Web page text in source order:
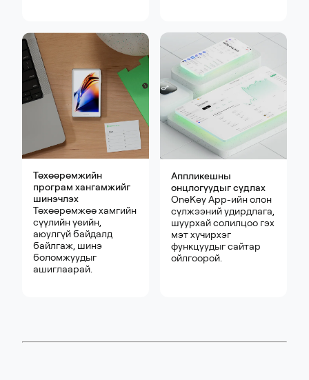
Төхөөрөмжийн
програм хангамжийг
шинэчлэх
Төхөөрөмжөө хамгийн
сүүлийн үеийн,
аюулгүй байдалд
байлгаж, шинэ
боломжуудыг
ашиглаарай.
Аппликешны
онцлогуудыг судлах
OneKey App-ийн олон
сүлжээний удирдлага,
шуурхай солилцоо гэх
мэт хүчирхэг
функцуудыг сайтар
ойлгоорой.